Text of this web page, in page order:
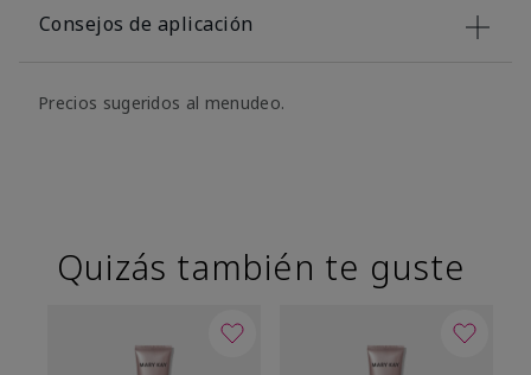
Consejos de aplicación
Precios sugeridos al menudeo.
Quizás también te guste